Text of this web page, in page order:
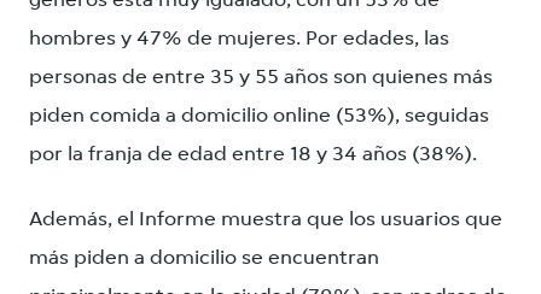
hombres y 47% de mujeres. Por edades, las
personas de entre 35 y 55 años son quienes más
piden comida a domicilio online (53%), seguidas
por la franja de edad entre 18 y 34 años (38%).
Además, el Informe muestra que los usuarios que
más piden a domicilio se encuentran